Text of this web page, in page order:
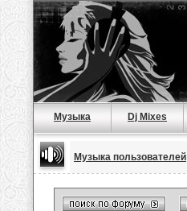
Музыка Dj Mixes
Музыка пользователей